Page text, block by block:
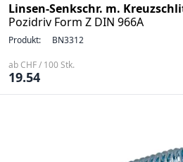
Linsen-Senkschr. m.
Pozidriv Form Z DIN 966A
Produkt: BN3312
ab CHF / 100 Stk.
19.54